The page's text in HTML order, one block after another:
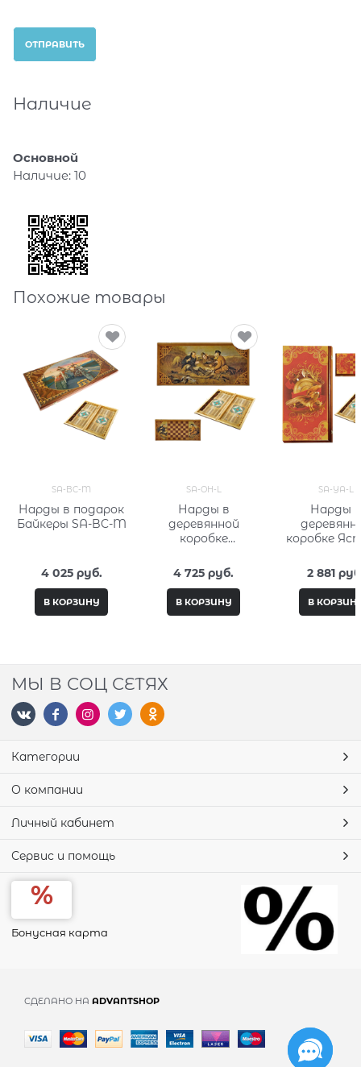
Наличие
Основной
Наличие: 10
Похожие товары
SA-BC-M
Нарды в подарок
Байкеры SA-BC-M
4 025 руб.
В КОРЗИНУ
SA-OH-L
Нарды в
деревянной
коробке
привале SA-OH-L
4 725 руб.
В КОРЗИНУ
SA-YA-L
Нарды в
коробке
2 881
В
МЫ В СОЦ СЕТЯХ
Категории
О компании
Личный кабинет
Сервис и помощь
Бонусная карта
СДЕЛАНО НА ADVANTSHOP